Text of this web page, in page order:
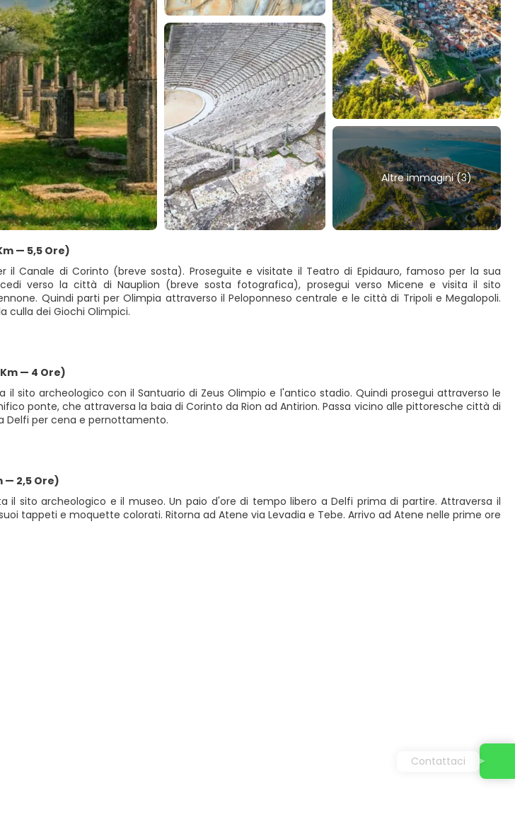
Altre immagini (3)
— 5,5 Ore)
il Canale di Corinto (breve sosta). Proseguite e visitate il Teatro di Epidauro, famoso per la sua
verso la città di Nauplion (breve sosta fotografica), prosegui verso Micene e visita il sito
Quindi parti per Olimpia attraverso il Peloponneso centrale e le città di Tripoli e Megalopoli.
culla dei Giochi Olimpici.
— 4 Ore)
il sito archeologico con il Santuario di Zeus Olimpio e l'antico stadio. Quindi prosegui attraverso le
ponte, che attraversa la baia di Corinto da Rion ad Antirion. Passa vicino alle pittoresche città di
Delfi per cena e pernottamento.
— 2,5 Ore)
il sito archeologico e il museo. Un paio d'ore di tempo libero a Delfi prima di partire. Attraversa il
tappeti e moquette colorati. Ritorna ad Atene via Levadia e Tebe. Arrivo ad Atene nelle prime ore
Contattaci